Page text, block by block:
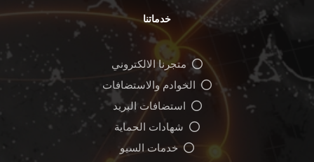
خدماتنا
متجرنا الالكتروني
الخوادم والاستضافات
استضافات البريد
شهادات الحماية
خدمات السيو